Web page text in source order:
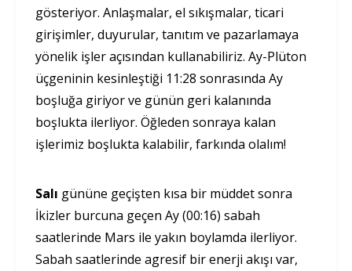
gösteriyor. Anlaşmalar, el sıkışmalar, ticari
girişimler, duyurular, tanıtım ve pazarlamaya
yönelik işler açısından kullanabiliriz. Ay-Plüton
üçgeninin kesinleştiği 11:28 sonrasında Ay
boşluğa giriyor ve günün geri kalanında
boşlukta ilerliyor. Öğleden sonraya kalan
işlerimiz boşlukta kalabilir, farkında olalım!
Salı gününe geçişten kısa bir müddet sonra
İkizler burcuna geçen Ay (00:16) sabah
saatlerinde Mars ile yakın boylamda ilerliyor.
Sabah saatlerinde agresif bir enerji akışı var,